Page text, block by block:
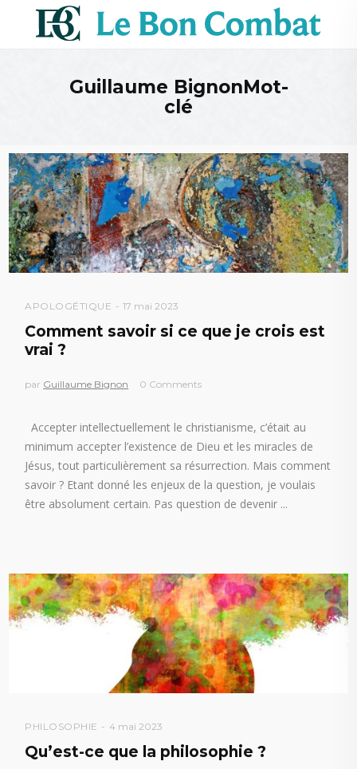
Guillaume BignonMot-
clé
APOLOGÉTIQUE 17 mai 2023
Comment savoir si ce que je crois est
vrai ?
par Guillaume Bignon 0 Comments
Accepter intellectuellement le christianisme, c’était au
minimum accepter l’existence de Dieu et les miracles de
Jésus, tout particulièrement sa résurrection. Mais comment
savoir ? Etant donné les enjeux de la question, je voulais
être absolument certain. Pas question de devenir
PHILOSOPHIE 4 mai 2023
Qu’est-ce que la philosophie ?